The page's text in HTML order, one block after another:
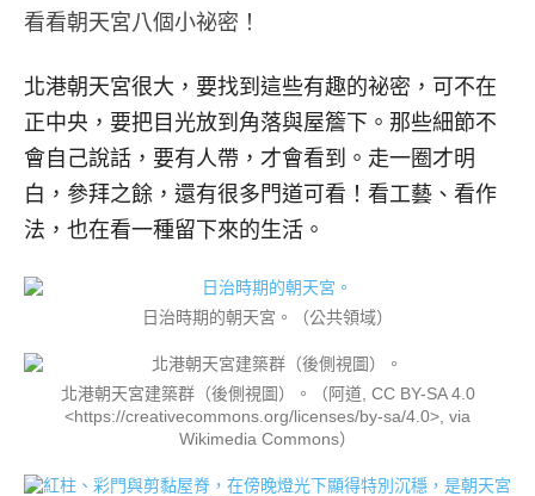
看看朝天宮八個小祕密！
北港朝天宮很大，要找到這些有趣的祕密，可不在
正中央，要把目光放到角落與屋簷下。那些細節不
會自己說話，要有人帶，才會看到。走一圈才明
白，參拜之餘，還有很多門道可看！看工藝、看作
法，也在看一種留下來的生活。
日治時期的朝天宮。（公共領域）
北港朝天宮建築群（後側視圖）。（阿道, CC BY-SA 4.0
<https://creativecommons.org/licenses/by-sa/4.0>, via
Wikimedia Commons）